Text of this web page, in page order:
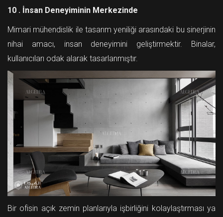
10 . İnsan Deneyiminin Merkezinde
Mimari mühendislik ile tasarım yeniliği arasındaki bu sinerjinin
nihai amacı, insan deneyimini geliştirmektir. Binalar,
kullanıcıları odak alarak tasarlanmıştır.
Bir ofisin açık zemin planlarıyla işbirliğini kolaylaştırması ya